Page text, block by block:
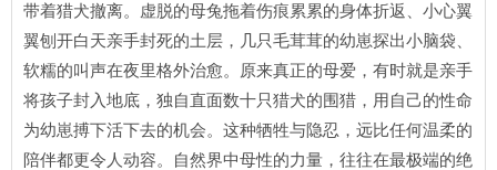
带着猎犬撤离。虚脱的母兔拖着伤痕累累的身体折返、小心翼
翼刨开白天亲手封死的土层，几只毛茸茸的幼崽探出小脑袋、
软糯的叫声在夜里格外治愈。原来真正的母爱，有时就是亲手
将孩子封入地底，独自直面数十只猎犬的围猎，用自己的性命
为幼崽搏下活下去的机会。这种牺牲与隐忍，远比任何温柔的
陪伴都更令人动容。自然界中母性的力量，往往在最极端的绝